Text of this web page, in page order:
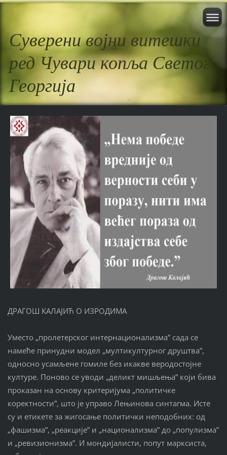
Суверени војни витешки
ред Чувари копља Светог
Георгија
ДРАГОШ КАЛАЈИЋ О ИЗРОДИМА
Уместо „пролетерског интернационализма” сада се
намеће принудни модел „мултикултурног друштва”,
односно усамљене гомиле без икакве веродостојне
културе. Поново се уводи „деликт мишљења” који бива
проказан на основу критеријума „политичке
коректности”, што је управо Лењинова синтагма. Исте
су и етикете за жигосање политички неподобних: од
„фашизма”, „реакције” и „национализма” до „популизма”
и „ревизионизма”. И мондијалисти, попут марксиста,